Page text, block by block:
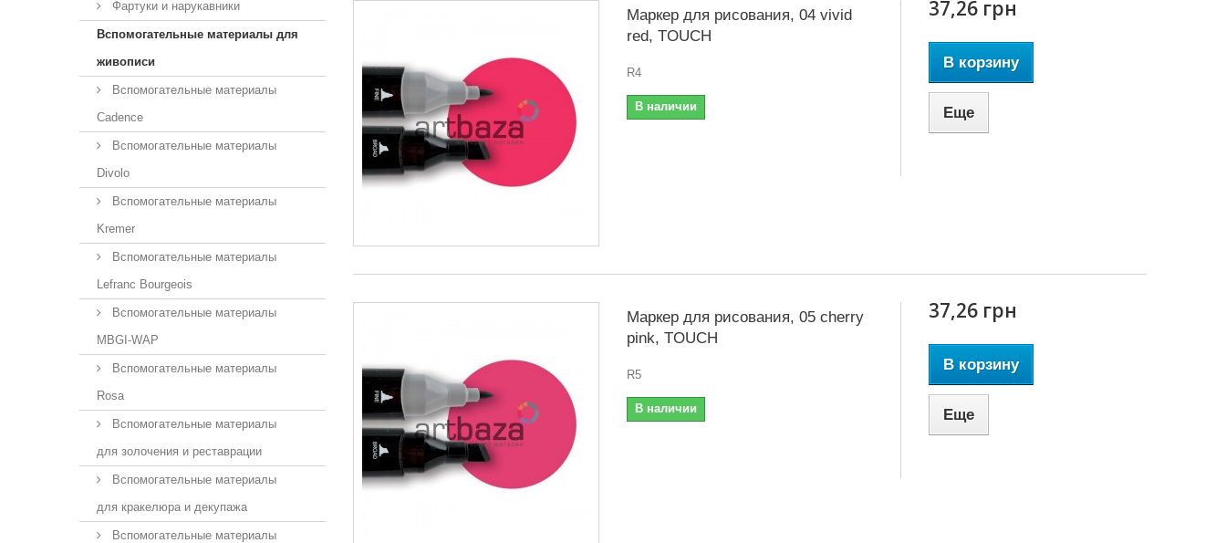
Фартуки и нарукавники
Вспомогательные материалы для
живописи
Вспомогательные материалы
Cadence
Вспомогательные материалы
Divolo
Вспомогательные материалы
Kremer
Вспомогательные материалы
Lefranc Bourgeois
Вспомогательные материалы
MBGI-WAP
Вспомогательные материалы
Rosa
Вспомогательные материалы
для золочения и реставрации
Вспомогательные материалы
для кракелюра и декупажа
Вспомогательные материалы
Маркер для рисования, 04 vivid
red, TOUCH
R4
В наличии
37,26 грн
В корзину
Еще
Маркер для рисования, 05 cherry
pink, TOUCH
R5
В наличии
37,26 грн
В корзину
Еще